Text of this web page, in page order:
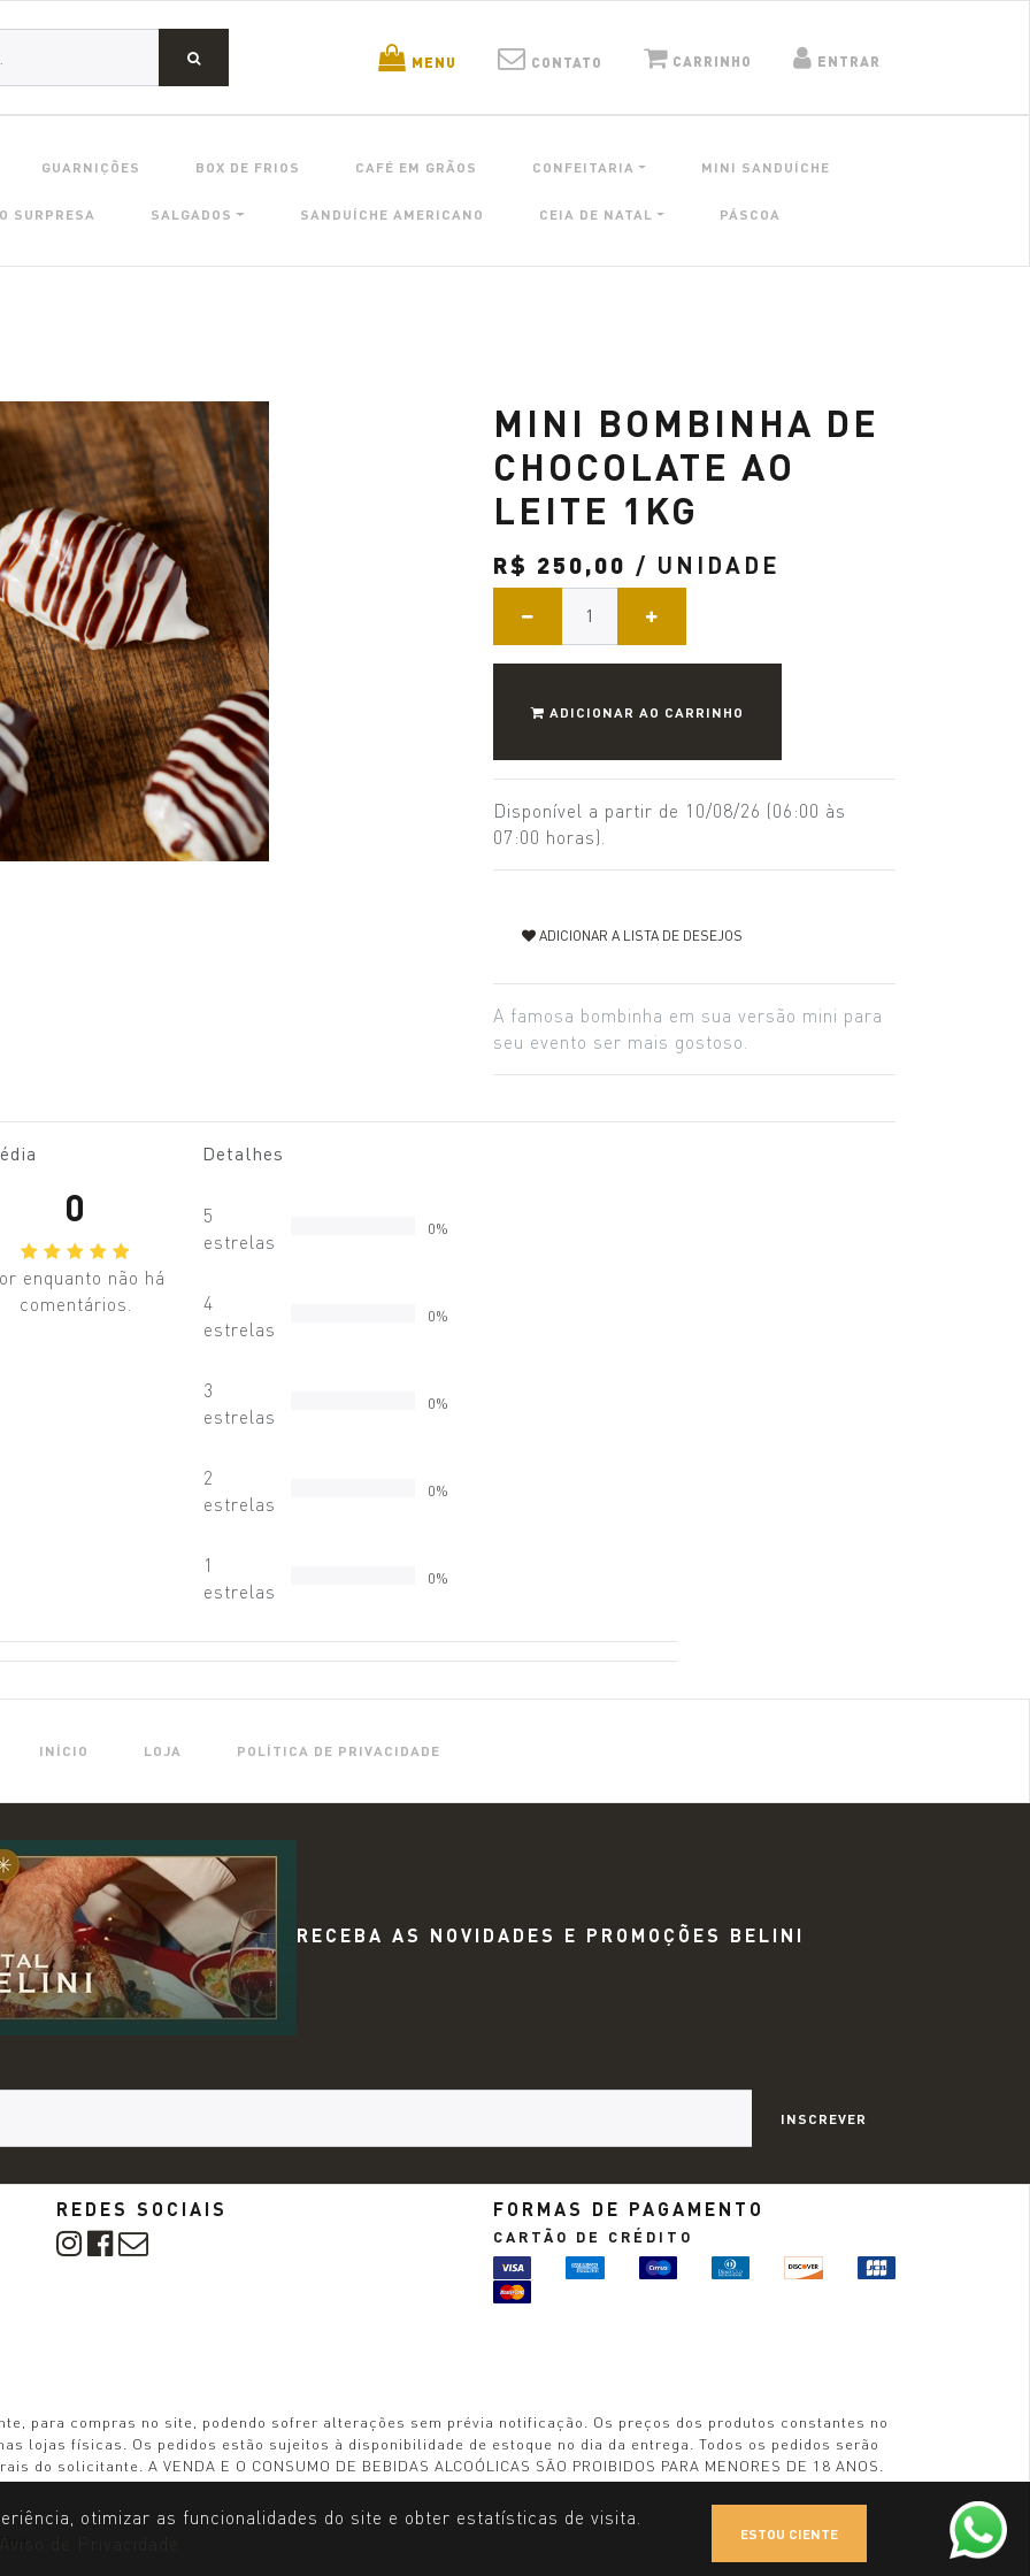
MENU CONTATO CARRINHO ENTRAR
GUARNIÇÕES BOX DE FRIOS CAFÉ EM GRÃOS CONFEITARIA MINI SANDUÍCHE
SURPRESA SALGADOS SANDUÍCHE AMERICANO CEIA DE NATAL PÁSCOA
MINI BOMBINHA DE
CHOCOLATE AO
LEITE 1KG
R$ 250,00 / UNIDADE
ADICIONAR AO CARRINHO
Disponível a partir de 10/08/26 (06:00 às
07:00 horas).
ADICIONAR A LISTA DE DESEJOS
A famosa bombinha em sua versão mini para
seu evento ser mais gostoso.
0
enquanto não há
comentários.
Detalhes
5
estrelas
0%
4
estrelas
0%
3
estrelas
0%
2
estrelas
0%
1
estrelas
0%
INÍCIO LOJA POLÍTICA DE PRIVACIDADE
RECEBA AS NOVIDADES E PROMOÇÕES BELINI
INSCREVER
REDES SOCIAIS FORMAS DE PAGAMENTO
CARTÃO DE CRÉDITO
para compras no site, podendo sofrer alterações sem prévia notificação. Os preços dos produtos constantes no
lojas físicas. Os pedidos estão sujeitos à disponibilidade de estoque no dia da entrega. Todos os pedidos serão
solicitante. A VENDA E O CONSUMO DE BEBIDAS ALCOÓLICAS SÃO PROIBIDOS PARA MENORES DE 18 ANOS.
otimizar as funcionalidades do site e obter estatísticas de visita.
Aviso de Privacidade.
ESTOU CIENTE